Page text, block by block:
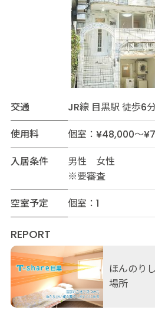
交通
JR線 目黒駅 徒歩6
使用料
個室：¥48,000～
入居条件
男性 女性
※要審査
空室予定
個室：1
REPORT
ほんのり
場所